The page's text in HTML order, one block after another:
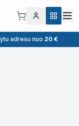
adresu nuo 20 €